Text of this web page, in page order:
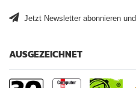
Jetzt Newsletter abonnieren und
AUSGEZEICHNET